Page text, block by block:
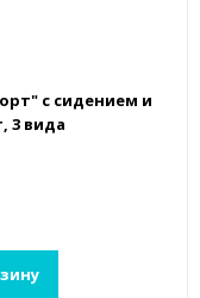
с сидением и
3 вида